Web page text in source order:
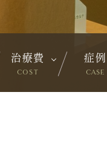
治療費
COST
症例
CASE